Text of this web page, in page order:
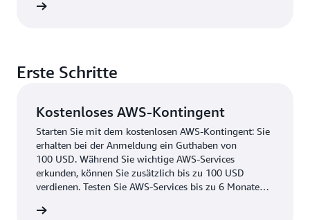
Erste Schritte
Kostenloses AWS-Kontingent
Starten Sie mit dem kostenlosen AWS-Kontingent: Sie
erhalten bei der Anmeldung ein Guthaben von
100 USD. Während Sie wichtige AWS-Services
erkunden, können Sie zusätzlich bis zu 100 USD
verdienen. Testen Sie AWS-Services bis zu 6 Monate